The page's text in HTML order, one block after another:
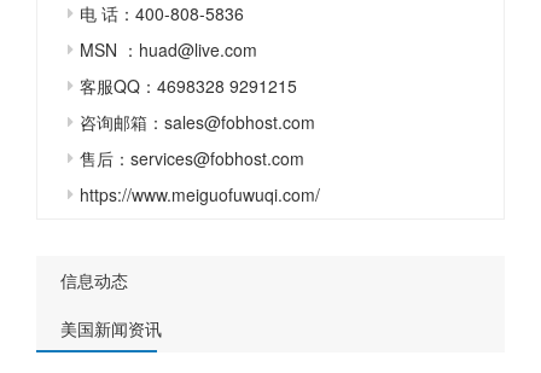
电 话：400-808-5836
MSN ：huad@live.com
客服QQ：4698328 9291215
咨询邮箱：sales@fobhost.com
售后：services@fobhost.com
https://www.meiguofuwuqi.com/
信息动态
美国新闻资讯